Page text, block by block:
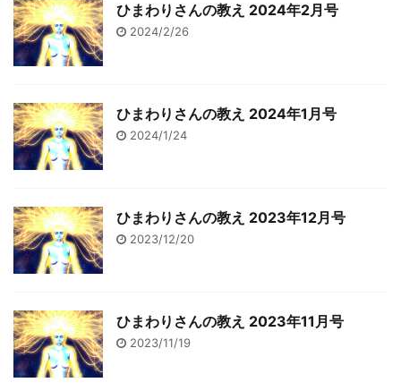
ひまわりさんの教え 2024年2月号
2024/2/26
ひまわりさんの教え 2024年1月号
2024/1/24
ひまわりさんの教え 2023年12月号
2023/12/20
ひまわりさんの教え 2023年11月号
2023/11/19